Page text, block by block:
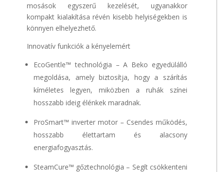
mosások egyszerű kezelését, ugyanakkor
kompakt kialakítása révén kisebb helyiségekben is
könnyen elhelyezhető.
Innovatív funkciók a kényelemért
EcoGentle™ technológia – A Beko egyedülálló
megoldása, amely biztosítja, hogy a szárítás
kíméletes legyen, miközben a ruhák színei
hosszabb ideig élénkek maradnak.
ProSmart™ inverter motor – Csendes működés,
hosszabb élettartam és alacsony
energiafogyasztás.
SteamCure™ gőztechnológia – Segít csökkenteni